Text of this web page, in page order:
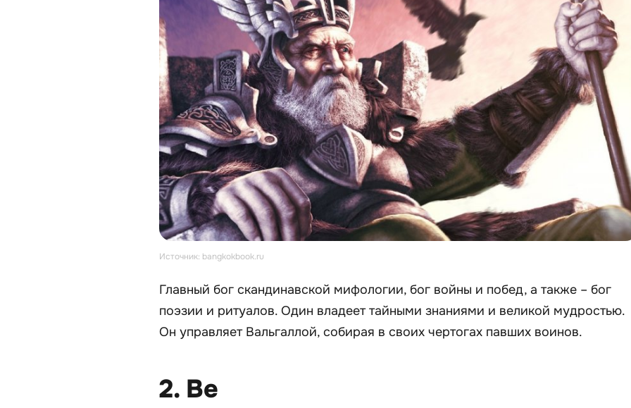
Источник: bangkokbook.ru
Главный бог скандинавской мифологии, бог войны и побед, а также – бог
поэзии и ритуалов. Один владеет тайными знаниями и великой мудростью.
Он управляет Вальгаллой, собирая в своих чертогах павших воинов.
2. Ве